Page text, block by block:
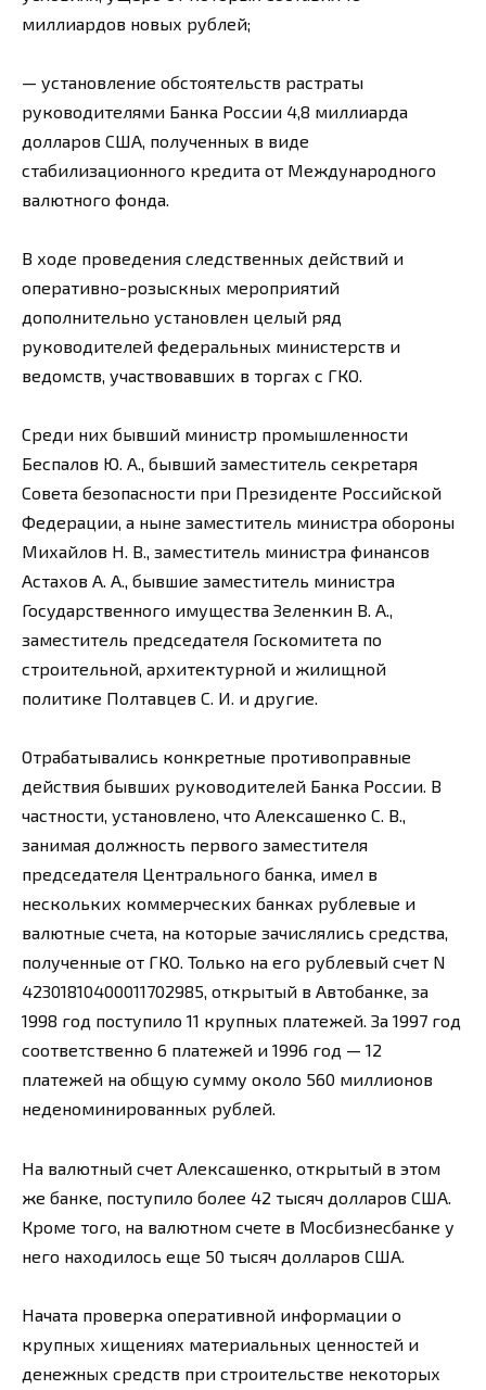
миллиардов новых рублей;
— установление обстоятельств растраты
руководителями Банка России 4,8 миллиарда
долларов США, полученных в виде
стабилизационного кредита от Международного
валютного фонда.
В ходе проведения следственных действий и
оперативно-розыскных мероприятий
дополнительно установлен целый ряд
руководителей федеральных министерств и
ведомств, участвовавших в торгах с ГКО.
Среди них бывший министр промышленности
Беспалов Ю. А., бывший заместитель секретаря
Совета безопасности при Президенте Российской
Федерации, а ныне заместитель министра обороны
Михайлов Н. В., заместитель министра финансов
Астахов А. А., бывшие заместитель министра
Государственного имущества Зеленкин В. А.,
заместитель председателя Госкомитета по
строительной, архитектурной и жилищной
политике Полтавцев С. И. и другие.
Отрабатывались конкретные противоправные
действия бывших руководителей Банка России. В
частности, установлено, что Алексашенко С. В.,
занимая должность первого заместителя
председателя Центрального банка, имел в
нескольких коммерческих банках рублевые и
валютные счета, на которые зачислялись средства,
полученные от ГКО. Только на его рублевый счет N
42301810400011702985, открытый в Автобанке, за
1998 год поступило 11 крупных платежей. За 1997 год
соответственно 6 платежей и 1996 год — 12
платежей на общую сумму около 560 миллионов
неденоминированных рублей.
На валютный счет Алексашенко, открытый в этом
же банке, поступило более 42 тысяч долларов США.
Кроме того, на валютном счете в Мосбизнесбанке у
него находилось еще 50 тысяч долларов США.
Начата проверка оперативной информации о
крупных хищениях материальных ценностей и
денежных средств при строительстве некоторых